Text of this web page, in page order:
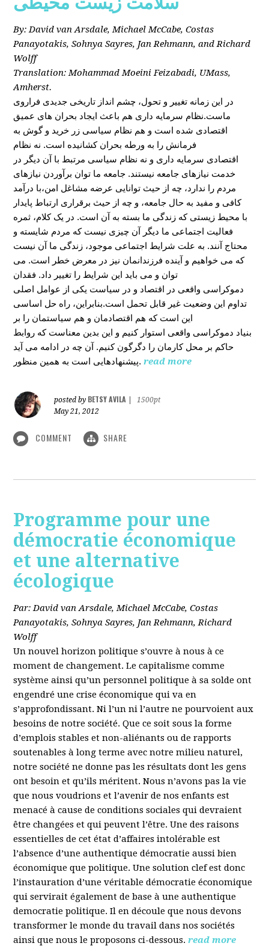
By: David van Arsdale, Michael McCabe, Costas
Panayotakis, Sohnya Sayres, Jan Rehmann, and Richard
Wolff
Translation: Mohammad Moeini Feizabadi, UMass,
Amherst.
در این زمانه تغییر و تحول، چشم انداز تاریخی جدیدی فراروی
ماست.نظام سرمایه داری هم باعث ایجاد بحران های عمیق
اقتصادی شده است و هم نظام سیاسی زر خرید و گوش به
فرمانش را به ورطه بحران کشانیده است. نه نظام
اقتصادی سرمایه داری و نه نظام سیاسی مرتبط با آن دیگر در
خدمت نیازهای جامعه نیستند. جامعه ما توان برآوردن نیازهای
مردم را ندارد، چه از حیث توانایی عرضه مشاغل امن،با درآمد
کافی و مفید به حال جامعه، و چه از حیث برقراری ارتباط پایدار
با محیط زیستی که زندگی ما بسته به آن است. در یک کلام، ثمره
فعالیت اجتماعی ما دیگر آن چیزی نیست که مردم شایسته و
محتاج آنند. به علت شرایط اجتماعی موجود، زندگی ما آن نیست
که می خواهیم و آینده فرزندانمان نیز در معرض خطر است. می
توان و می باید این شرایط را تغییر داد. فقدان
دموکراسی واقعی در اقتصاد و در سیاست یکی از عوامل اصلی
تداوم این وضعیت غیر قابل تحمل است.بنابراین، راه حل اساسی
این است که هم اقتصادمان و هم سیاستمان را بر
بنیاد دموکراسی واقعی استوار کنیم و این بدین معناست که روابط
حاکم بر محل کارمان را دگرگون کنیم. آن چه در ادامه می آید
پیشنهادهایی است به همین منظور. read more
posted by BETSY AVILA
1500pt
May 21, 2012
COMMENT SHARE
Programme pour une
démocratie économique
et une alternative
écologique
Par: David van Arsdale, Michael McCabe, Costas
Panayotakis, Sohnya Sayres, Jan Rehmann, Richard
Wolff
Un nouvel horizon politique s’ouvre à nous à ce
moment de changement. Le capitalisme comme
système ainsi qu’un personnel politique à sa solde ont
engendré une crise économique qui va en
s’approfondissant. Ni l’un ni l’autre ne pourvoient aux
besoins de notre société. Que ce soit sous la forme
d’emplois stables et non-aliénants ou de rapports
soutenables à long terme avec notre milieu naturel,
notre société ne donne pas les résultats dont les gens
ont besoin et qu’ils méritent. Nous n’avons pas la vie
que nous voudrions et l’avenir de nos enfants est
menacé à cause de conditions sociales qui devraient
être changées et qui peuvent l’être. Une des raisons
essentielles de cet état d’affaires intolérable est
l’absence d’une authentique démocratie aussi bien
économique que politique. Une solution clef est donc
l’instauration d’une véritable démocratie économique
qui servirait également de base à une authentique
democratie politique. Il en découle que nous devons
transformer le monde du travail dans nos sociétés
ainsi que nous le proposons ci-dessous. read more